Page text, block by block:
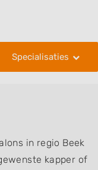
Specialisaties
in regio Beek
kapper of